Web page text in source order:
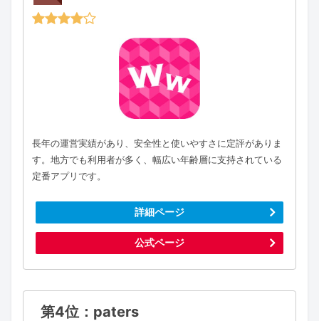
長年の運営実績があり、安全性と使いやすさに定評がありま
す。地方でも利用者が多く、幅広い年齢層に支持されている
定番アプリです。
詳細ページ
公式ページ
第4位：paters